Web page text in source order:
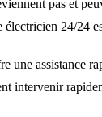
pas et
24/24
une assistance
intervenir